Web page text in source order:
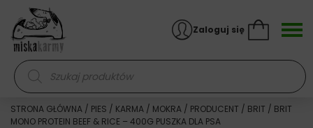
Skocz do treści
Wyszukiwarka produktów
Zaloguj się
STRONA GŁÓWNA / PIES / KARMA / MOKRA / PRODUCENT / BRIT / BRIT
MONO PROTEIN BEEF & RICE – 400G PUSZKA DLA PSA